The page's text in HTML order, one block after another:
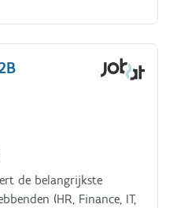
met gemak de behoeftes
binnen de eigen
projecten en
luistervaardigheden,
de belangrijkste
(HR, Finance, IT,